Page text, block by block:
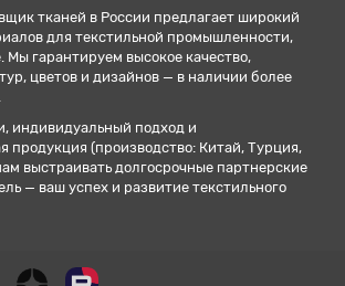
тканей в России предлагает широкий
для текстильной промышленности,
Мы гарантируем высокое качество,
цветов и дизайнов — в наличии более
индивидуальный подход и
продукция (производство: Китай, Турция,
выстраивать долгосрочные партнерские
— ваш успех и развитие текстильного